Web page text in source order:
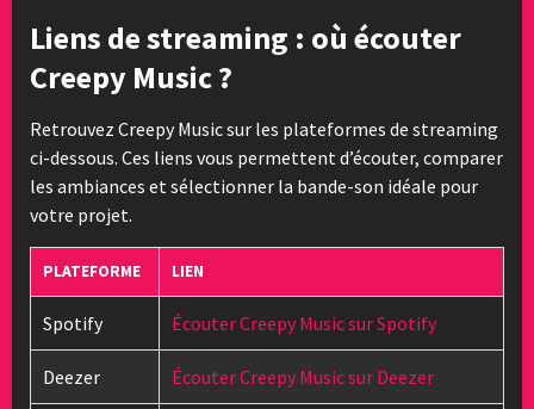
Liens de streaming : où écouter
Creepy Music ?
Retrouvez Creepy Music sur les plateformes de streaming
ci-dessous. Ces liens vous permettent d’écouter, comparer
les ambiances et sélectionner la bande-son idéale pour
votre projet.
PLATEFORME LIEN
Spotify Écouter Creepy Music sur Spotify
Deezer Écouter Creepy Music sur Deezer